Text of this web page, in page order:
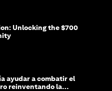
Unlocking the $700
ayudar a combatir el
reinventando la